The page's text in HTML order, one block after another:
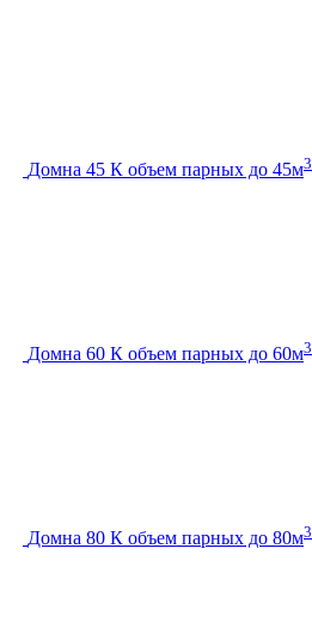
Домна 45 К объем парных до 45м3
Домна 60 К объем парных до 60м3
Домна 80 К объем парных до 80м3